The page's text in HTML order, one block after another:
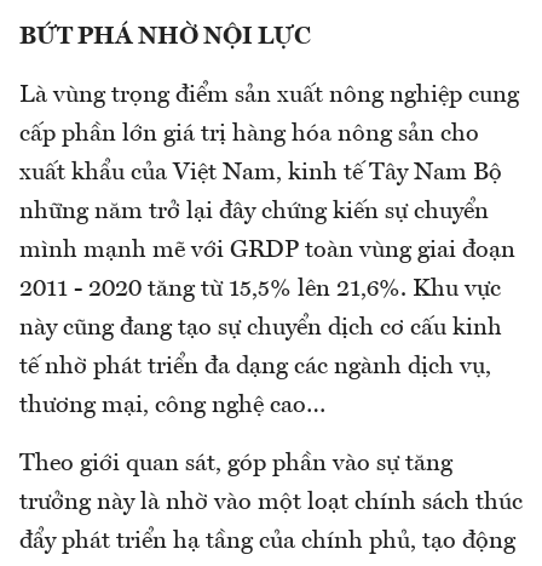
BỨT PHÁ NHỜ NỘI LỰC
Là vùng trọng điểm sản xuất nông nghiệp cung
cấp phần lớn giá trị hàng hóa nông sản cho
xuất khẩu của Việt Nam, kinh tế Tây Nam Bộ
những năm trở lại đây chứng kiến sự chuyển
mình mạnh mẽ với GRDP toàn vùng giai đoạn
2011 - 2020 tăng từ 15,5% lên 21,6%. Khu vực
này cũng đang tạo sự chuyển dịch cơ cấu kinh
tế nhờ phát triển đa dạng các ngành dịch vụ,
thương mại, công nghệ cao…
Theo giới quan sát, góp phần vào sự tăng
trưởng này là nhờ vào một loạt chính sách thúc
đẩy phát triển hạ tầng của chính phủ, tạo động